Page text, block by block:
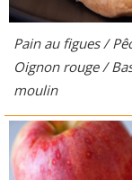
Pain au figues /
Oignon rouge /
moulin